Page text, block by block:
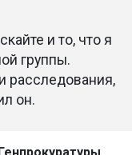
и то, что я
группы.
расследования,
он.